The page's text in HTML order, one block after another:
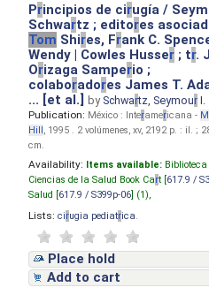
Principios de cirugía /
Schwartz ; editores
Tom Shires, Frank C.
Wendy | Cowles Husser ; tr.
Orizaga Samperio ;
colaboradores James T.
... [et al.]by Schwartz, Seymour I.
Publication: México : Interamericana - M
Hill, 1995 . 2 volúmenes, xv, 2192 p. : il. ;
cm.
Availability: Items available: Biblioteca
Ciencias de la Salud Book Cart [ 617.9 /
Salud [ 617.9 / S399p-06 ] (1),
Lists: cirugia pediatrica
Place hold
Add to cart